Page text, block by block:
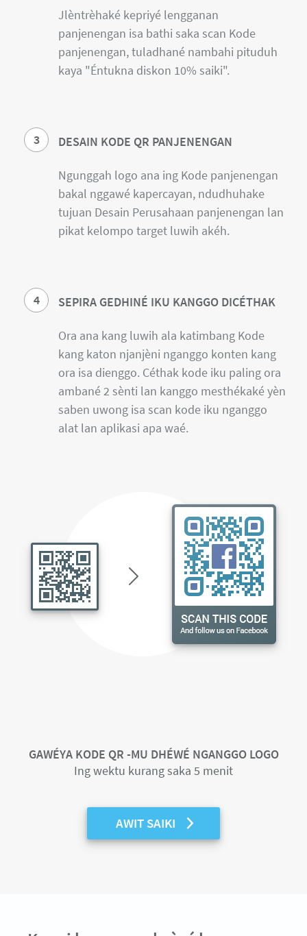
Jlèntrèhaké kepriyé lengganan
panjenengan isa bathi saka scan Kode
panjenengan, tuladhané nambahi pituduh
kaya "Éntukna diskon 10% saiki".
3 DESAIN KODE QR PANJENENGAN
Ngunggah logo ana ing Kode panjenengan
bakal nggawé kapercayan, ndudhuhake
tujuan Desain Perusahaan panjenengan lan
pikat kelompo target luwih akéh.
4 SEPIRA GEDHINÉ IKU KANGGO DICÉTHAK
Ora ana kang luwih ala katimbang Kode
kang katon njanjèni nganggo konten kang
ora isa dienggo. Céthak kode iku paling ora
ambané 2 sènti lan kanggo mesthékaké yèn
saben uwong isa scan kode iku nganggo
alat lan aplikasi apa waé.
GAWÉYA KODE QR -MU DHÉWÉ NGANGGO LOGO
Ing wektu kurang saka 5 menit
AWIT SAIKI